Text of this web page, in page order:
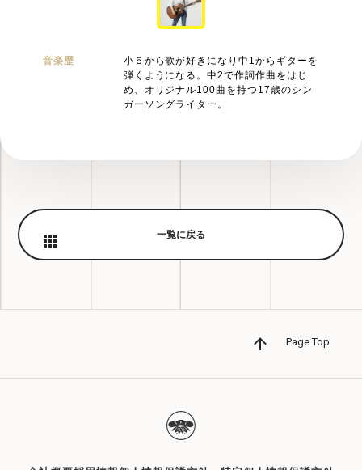
音楽歴
小５から歌が好きになり中1からギターを
弾くようになる。中2で作詞作曲をはじ
め、オリジナル100曲を持つ17歳のシン
ガーソングライター。
一覧に戻る
Page Top